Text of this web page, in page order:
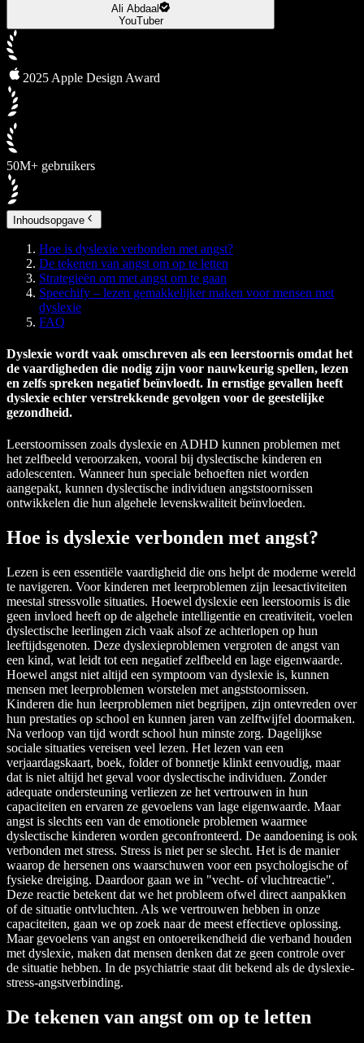
Ali Abdaal
YouTuber
2025 Apple Design Award
50M+ gebruikers
Inhoudsopgave
Hoe is dyslexie verbonden met angst?
De tekenen van angst om op te letten
Strategieën om met angst om te gaan
Speechify – lezen gemakkelijker maken voor mensen met
dyslexie
FAQ
Dyslexie wordt vaak omschreven als een leerstoornis omdat het
de vaardigheden die nodig zijn voor nauwkeurig spellen, lezen
en zelfs spreken negatief beïnvloedt. In ernstige gevallen heeft
dyslexie echter verstrekkende gevolgen voor de geestelijke
gezondheid.
Leerstoornissen zoals dyslexie en ADHD kunnen problemen met
het zelfbeeld veroorzaken, vooral bij dyslectische kinderen en
adolescenten. Wanneer hun speciale behoeften niet worden
aangepakt, kunnen dyslectische individuen angststoornissen
ontwikkelen die hun algehele levenskwaliteit beïnvloeden.
Hoe is dyslexie verbonden met angst?
Lezen is een essentiële vaardigheid die ons helpt de moderne wereld
te navigeren. Voor kinderen met leerproblemen zijn leesactiviteiten
meestal stressvolle situaties. Hoewel dyslexie een leerstoornis is die
geen invloed heeft op de algehele intelligentie en creativiteit, voelen
dyslectische leerlingen zich vaak alsof ze achterlopen op hun
leeftijdsgenoten. Deze dyslexieproblemen vergroten de angst van
een kind, wat leidt tot een negatief zelfbeeld en lage eigenwaarde.
Hoewel angst niet altijd een symptoom van dyslexie is, kunnen
mensen met leerproblemen worstelen met angststoornissen.
Kinderen die hun leerproblemen niet begrijpen, zijn ontevreden over
hun prestaties op school en kunnen jaren van zelftwijfel doormaken.
Na verloop van tijd wordt school hun minste zorg. Dagelijkse
sociale situaties vereisen veel lezen. Het lezen van een
verjaardagskaart, boek, folder of bonnetje klinkt eenvoudig, maar
dat is niet altijd het geval voor dyslectische individuen. Zonder
adequate ondersteuning verliezen ze het vertrouwen in hun
capaciteiten en ervaren ze gevoelens van lage eigenwaarde. Maar
angst is slechts een van de emotionele problemen waarmee
dyslectische kinderen worden geconfronteerd. De aandoening is ook
verbonden met stress. Stress is niet per se slecht. Het is de manier
waarop de hersenen ons waarschuwen voor een psychologische of
fysieke dreiging. Daardoor gaan we in "vecht- of vluchtreactie".
Deze reactie betekent dat we het probleem ofwel direct aanpakken
of de situatie ontvluchten. Als we vertrouwen hebben in onze
capaciteiten, gaan we op zoek naar de meest effectieve oplossing.
Maar gevoelens van angst en ontoereikendheid die verband houden
met dyslexie, maken dat mensen denken dat ze geen controle over
de situatie hebben. In de psychiatrie staat dit bekend als de dyslexie-
stress-angstverbinding.
De tekenen van angst om op te letten